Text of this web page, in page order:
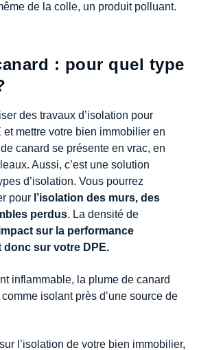
de la colle, un produit polluant.
: pour quel type
des travaux d’isolation pour
mettre votre bien immobilier en
canard se présente en vrac, en
Aussi, c’est une solution
d’isolation. Vous pourrez
pour l’isolation des murs, des
perdus. La densité de
sur la performance
donc sur votre DPE.
inflammable, la plume de canard
isolant près d’une source de
l’isolation de votre bien immobilier,